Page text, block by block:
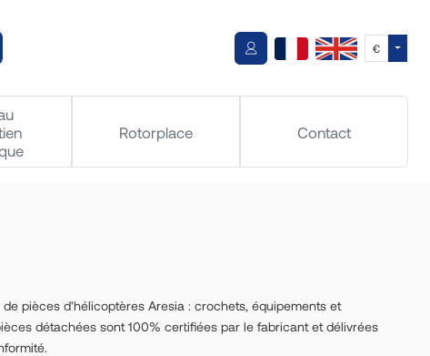
€
Rotorplace Contact
pièces d'hélicoptères Aresia : crochets, équipements et
détachées sont 100% certifiées par le fabricant et délivrées